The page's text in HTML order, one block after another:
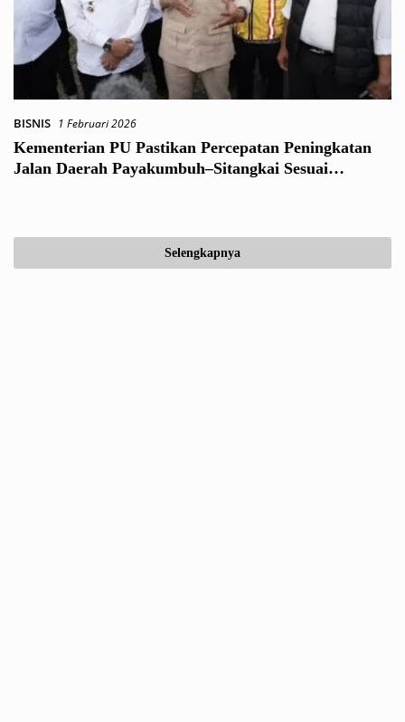
BISNIS 1 Februari 2026
Kementerian PU Pastikan Percepatan Peningkatan
Jalan Daerah Payakumbuh–Sitangkai Sesuai
Selengkapnya